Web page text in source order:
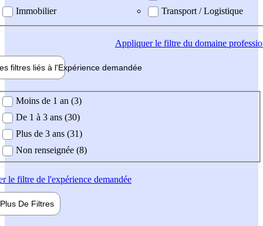
Immobilier
Transport / Logistique
Appliquerle filtre du domaine
filtres liés à l'Expérience demandée
demandée
Moins de 1 an (3)
De 1 à 3 ans (30)
Plus de 3 ans (31)
Non renseignée (8)
le filtre de l'expérience demandée
Plus De Filtres